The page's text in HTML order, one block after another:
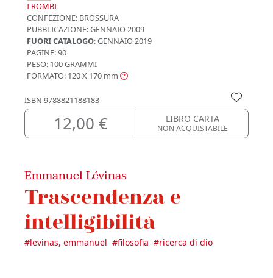
I ROMBI
CONFEZIONE: BROSSURA
PUBBLICAZIONE:GENNAIO 2009
FUORI CATALOGO: GENNAIO 2019
PAGINE: 90
PESO: 100 GRAMMI
FORMATO: 120 X 170 mm
ISBN 9788821188183
12,00 € LIBRO CARTA
NON ACQUISTABILE
Emmanuel Lévinas
Trascendenza e
intelligibilità
#levinas, emmanuel #filosofia #ricerca di dio